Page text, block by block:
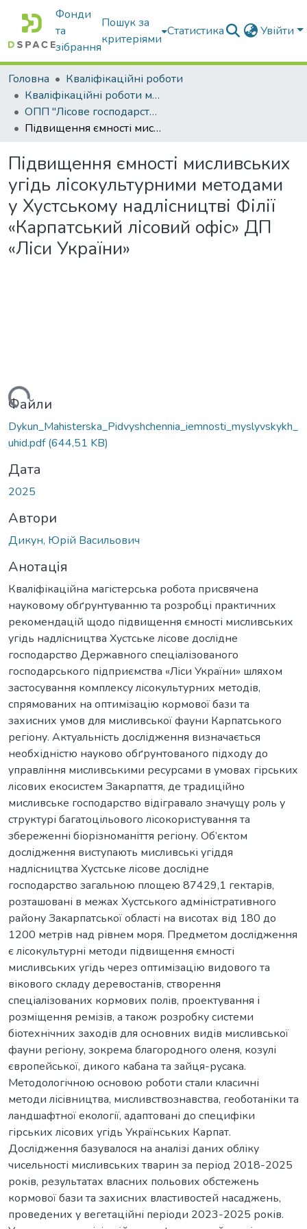
Фонди
та
зібрання
Пошук за
критеріями
Статистика Увійти
Головна
Кваліфікаційні роботи
Кваліфікаційні роботи магістрів
ОПП "Лісове господарство"
Підвищення ємності мисливських угідь лісокультурними методами у Хустському надлісництві Філії «Карпатський лісовий офіс» ДП «Ліси України»
Підвищення ємності мисливських
угідь лісокультурними методами
у Хустському надлісництві Філії
«Карпатський лісовий офіс» ДП
«Ліси України»
Файли
Dykun_Mahisterska_Pidvyshchennia_iemnosti_myslyvskykh_
uhid.pdf(644,51 KB)
Дата
2025
Автори
Дикун, Юрій Васильович
Анотація
Кваліфікаційна магістерська робота присвячена
науковому обґрунтуванню та розробці практичних
рекомендацій щодо підвищення ємності мисливських
угідь надлісництва Хустське лісове дослідне
господарство Державного спеціалізованого
господарського підприємства «Ліси України» шляхом
застосування комплексу лісокультурних методів,
спрямованих на оптимізацію кормової бази та
захисних умов для мисливської фауни Карпатського
регіону. Актуальність дослідження визначається
необхідністю науково обґрунтованого підходу до
управління мисливськими ресурсами в умовах гірських
лісових екосистем Закарпаття, де традиційно
мисливське господарство відігравало значущу роль у
структурі багатоцільового лісокористування та
збереженні біорізноманіття регіону. Об’єктом
дослідження виступають мисливські угіддя
надлісництва Хустське лісове дослідне
господарство загальною площею 87429,1 гектарів,
розташовані в межах Хустського адміністративного
району Закарпатської області на висотах від 180 до
1200 метрів над рівнем моря. Предметом дослідження
є лісокультурні методи підвищення ємності
мисливських угідь через оптимізацію видового та
вікового складу деревостанів, створення
спеціалізованих кормових полів, проектування і
розміщення ремізів, а також розробку системи
біотехнічних заходів для основних видів мисливської
фауни регіону, зокрема благородного оленя, козулі
європейської, дикого кабана та зайця-русака.
Методологічною основою роботи стали класичні
методи лісівництва, мисливствознавства, геоботаніки та
ландшафтної екології, адаптовані до специфіки
гірських лісових угідь Українських Карпат.
Дослідження базувалося на аналізі даних обліку
чисельності мисливських тварин за період 2018-2025
років, результатах власних польових обстежень
кормової бази та захисних властивостей насаджень,
проведених у вегетаційні періоди 2023-2025 років.